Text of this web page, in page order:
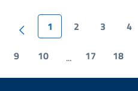
1 2 3 4
9 10 ... 17 18